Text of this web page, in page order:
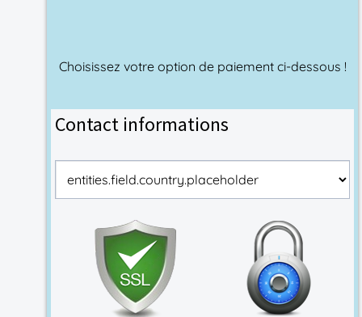
Choisissez votre option de paiement ci-dessous !
Contact informations